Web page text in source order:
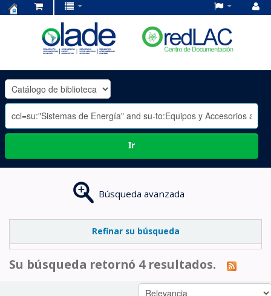
OLADE
-
Ir
Búsqueda avanzada
Refinar su búsqueda
Su búsqueda retornó 4 resultados.